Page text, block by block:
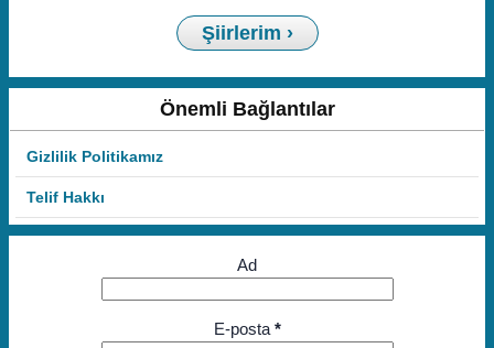
Şiirlerim ›
Önemli Bağlantılar
Gizlilik Politikamız
Telif Hakkı
Ad
E-posta *